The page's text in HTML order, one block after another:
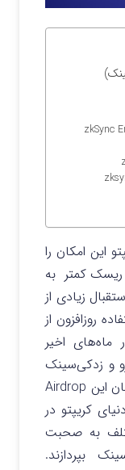
این امکان را
ریسک کمتر به
زیادی از
روزافزون از
اخیر
و زدکی‌سینک
به بازار معرفی شوند. لانچ تقریبا همزمان این Airdrop
کریپتو در
به صحبت
بپردازند.